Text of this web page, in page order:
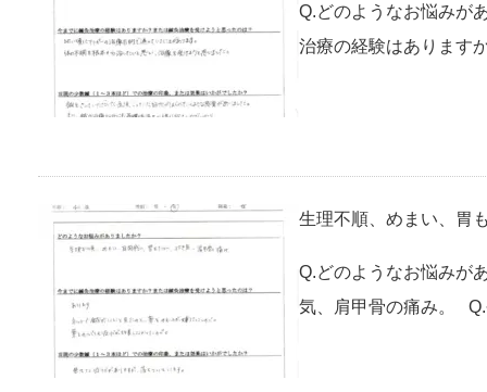
Q.どのようなお悩みが
治療の経験はあります
生理不順、めまい、胃
Q.どのようなお悩みが
気、肩甲骨の痛み。